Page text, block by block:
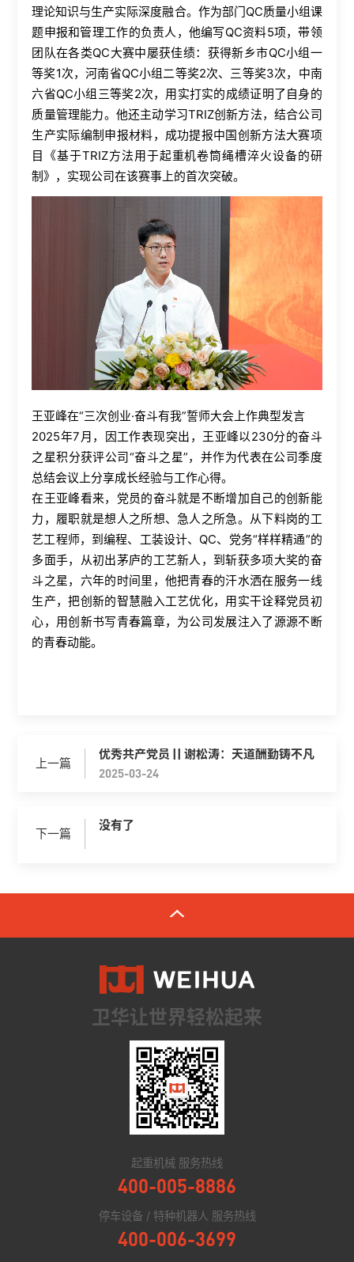
理论知识与生产实际深度融合。作为部门QC质量小组课
题申报和管理工作的负责人，他编写QC资料5项，带领
团队在各类QC大赛中屡获佳绩：获得新乡市QC小组一
等奖1次，河南省QC小组二等奖2次、三等奖3次，中南
六省QC小组三等奖2次，用实打实的成绩证明了自身的
质量管理能力。他还主动学习TRIZ创新方法，结合公司
生产实际编制申报材料，成功提报中国创新方法大赛项
目《基于TRIZ方法用于起重机卷筒绳槽淬火设备的研
制》，实现公司在该赛事上的首次突破。
王亚峰在“三次创业·奋斗有我”誓师大会上作典型发言
2025年7月，因工作表现突出，王亚峰以230分的奋斗
之星积分获评公司“奋斗之星”，并作为代表在公司季度
总结会议上分享成长经验与工作心得。
在王亚峰看来，党员的奋斗就是不断增加自己的创新能
力，履职就是想人之所想、急人之所急。从下料岗的工
艺工程师，到编程、工装设计、QC、党务“样样精通”的
多面手，从初出茅庐的工艺新人，到斩获多项大奖的奋
斗之星，六年的时间里，他把青春的汗水洒在服务一线
生产，把创新的智慧融入工艺优化，用实干诠释党员初
心，用创新书写青春篇章，为公司发展注入了源源不断
的青春动能。
上一篇
优秀共产党员 || 谢松涛：天道酬勤铸不凡
2025-03-24
下一篇
没有了
卫华让世界轻松起来
起重机械 服务热线
400-005-8886
停车设备 / 特种机器人 服务热线
400-006-3699